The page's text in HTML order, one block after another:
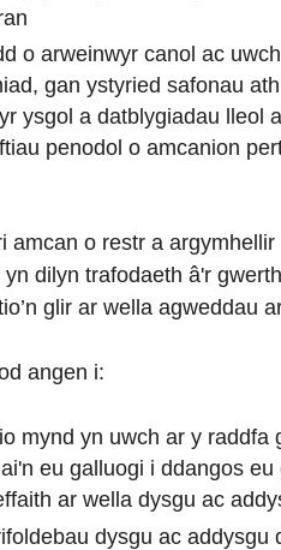
o arweinwyr canol ac
gan ystyried safonau
ysgol a datblygiadau lleol
penodol o amcanion
amcan o restr a argymhellir
dilyn trafodaeth â'r
glir ar wella agweddau
angen i:
mynd yn uwch ar y raddfa
eu galluogi i ddangos
ar wella dysgu ac
dysgu ac addysgu